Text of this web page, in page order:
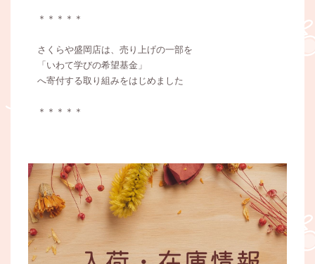
＊＊＊＊＊
さくらや盛岡店は、売り上げの一部を
「いわて学びの希望基金」
へ寄付する取り組みをはじめました
＊＊＊＊＊